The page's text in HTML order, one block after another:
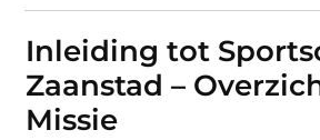
Inleiding tot
Zaanstad –
Missie